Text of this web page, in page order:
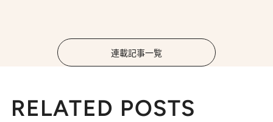
連載記事一覧
RELATED POSTS